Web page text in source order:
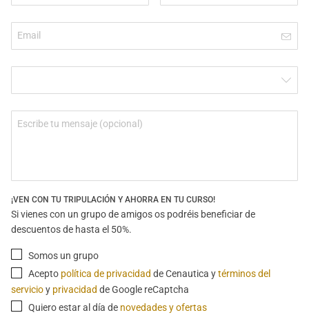
¡VEN CON TU TRIPULACIÓN Y AHORRA EN TU CURSO!
Si vienes con un grupo de amigos os podréis beneficiar de
descuentos de hasta el 50%.
Somos un grupo
Acepto política de privacidad de Cenautica ytérminos del
servicioy privacidad de Google reCaptcha
Quiero estar al día de novedades y ofertas